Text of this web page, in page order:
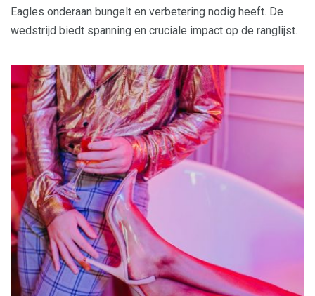
Eagles onderaan bungelt en verbetering nodig heeft. De
wedstrijd biedt spanning en cruciale impact op de ranglijst.